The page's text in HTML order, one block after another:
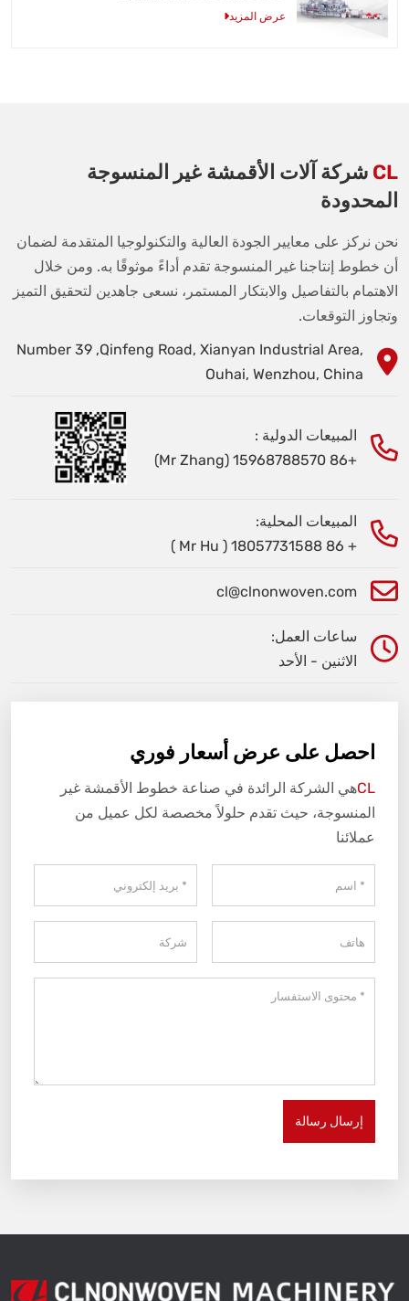
عرض المزيد
CL شركة آلات الأقمشة غير المنسوجة
المحدودة
نحن نركز على معايير الجودة العالية والتكنولوجيا المتقدمة لضمان
أن خطوط إنتاجنا غير المنسوجة تقدم أداءً موثوقًا به. ومن خلال
الاهتمام بالتفاصيل والابتكار المستمر، نسعى جاهدين لتحقيق التميز
وتجاوز التوقعات.
Number 39 ,Qinfeng Road, Xianyan Industrial Area,
Ouhai, Wenzhou, China
المبيعات الدولية :
+86 15968788570 (Mr Zhang)
المبيعات المحلية:
+ 86 18057731588 ( Mr Hu )
cl@clnonwoven.com
ساعات العمل:
الاثنين - الأحد
احصل على عرض أسعار فوري
CLهي الشركة الرائدة في صناعة خطوط الأقمشة غير
المنسوجة، حيث تقدم حلولاً مخصصة لكل عميل من
عملائنا
إرسال رسالة